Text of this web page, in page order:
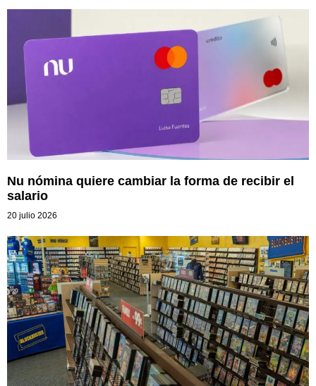
Nu nómina quiere cambiar la forma de recibir el
salario
20 julio 2026